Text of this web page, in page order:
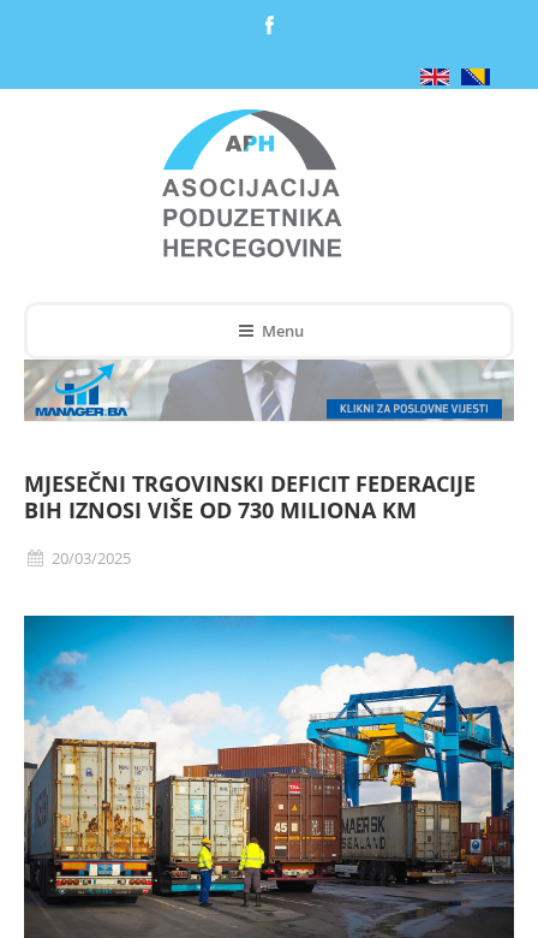
Menu
MJESEČNI TRGOVINSKI DEFICIT FEDERACIJE
BIH IZNOSI VIŠE OD 730 MILIONA KM
20/03/2025